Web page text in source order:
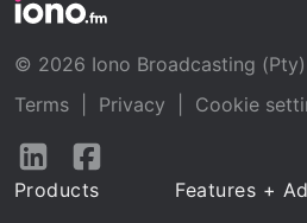
© 2026 Iono Broadcasting
Terms
Privacy
Cookie
Follow
Products Features +